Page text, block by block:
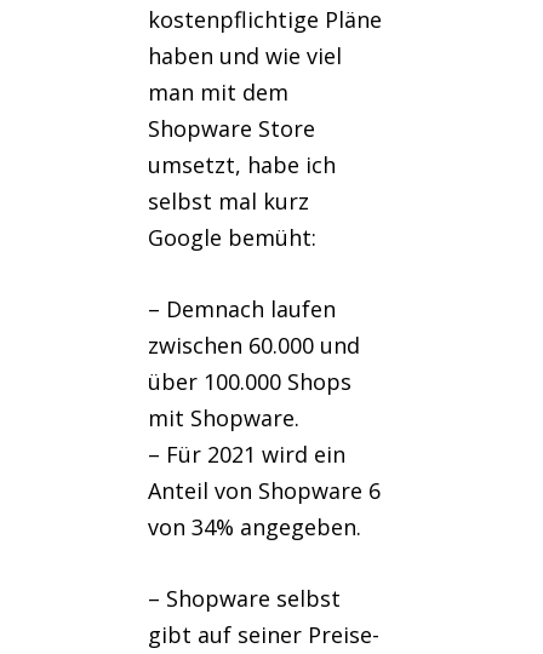
kostenpflichtige Pläne
haben und wie viel
man mit dem
Shopware Store
umsetzt, habe ich
selbst mal kurz
Google bemüht:
– Demnach laufen
zwischen 60.000 und
über 100.000 Shops
mit Shopware.
– Für 2021 wird ein
Anteil von Shopware 6
von 34% angegeben.
– Shopware selbst
gibt auf seiner Preise-